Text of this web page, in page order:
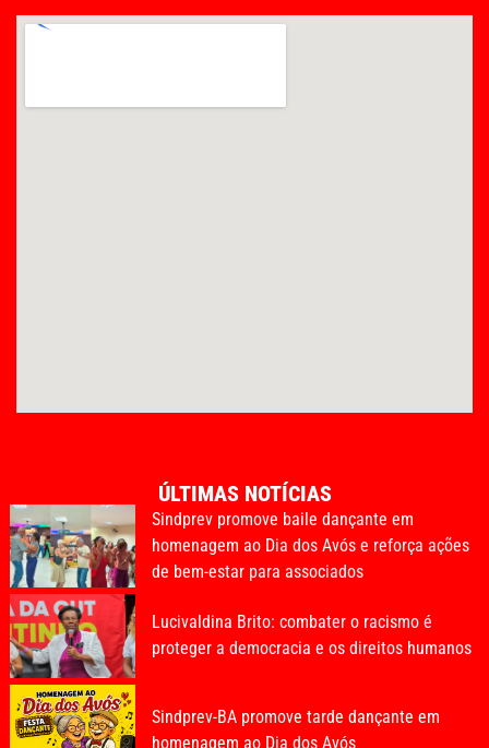
ÚLTIMAS NOTÍCIAS
Sindprev promove baile dançante em
homenagem ao Dia dos Avós e reforça ações
de bem-estar para associados
Lucivaldina Brito: combater o racismo é
proteger a democracia e os direitos humanos
Sindprev-BA promove tarde dançante em
homenagem ao Dia dos Avós